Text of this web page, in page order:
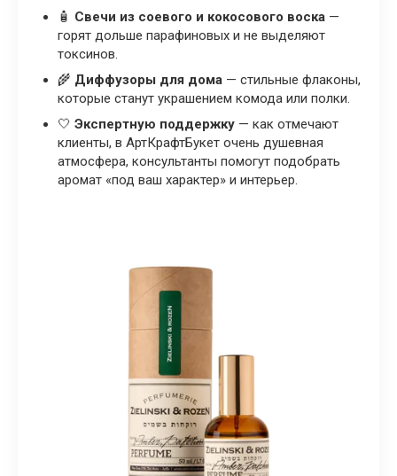
🧴 Свечи из соевого и кокосового воска—
горят дольше парафиновых и не выделяют
токсинов.
🌾 Диффузоры для дома— стильные флаконы,
которые станут украшением комода или полки.
🤍 Экспертную поддержку— как отмечают
клиенты, в АртКрафтБукет очень душевная
атмосфера, консультанты помогут подобрать
аромат «под ваш характер» и интерьер.